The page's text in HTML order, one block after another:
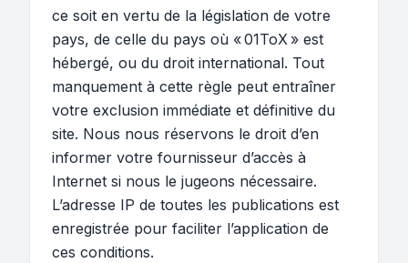
ce soit en vertu de la législation de votre
pays, de celle du pays où « 01ToX » est
hébergé, ou du droit international. Tout
manquement à cette règle peut entraîner
votre exclusion immédiate et définitive du
site. Nous nous réservons le droit d’en
informer votre fournisseur d’accès à
Internet si nous le jugeons nécessaire.
L’adresse IP de toutes les publications est
enregistrée pour faciliter l’application de
ces conditions.